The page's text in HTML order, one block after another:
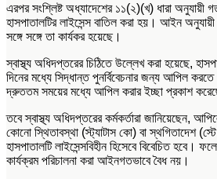
এরপর সংশ্লিষ্ট অধ্যাদেশের ১১(২)(খ) ধারা অনুযায়ী
হাসপাতালটির লাইসেন্স বাতিল করা হয়। আইন
সঙ্গে সঙ্গে তা কার্যকর হয়েছে।
স্বাস্থ্য অধিদপ্তরের চিঠিতে উল্লেখ করা হয়েছে,
দিনের মধ্যে সিদ্ধান্ত পুনর্বিবেচনার জন্য আপিল
দ্রুততম সময়ের মধ্যে আপিল করার ইচ্ছা প্রকাশ
তবে স্বাস্থ্য অধিদপ্তরের কর্মকর্তারা জানিয়েছেন,
কোনো স্থিতাবস্থা (স্ট্যাটাস কো) বা স্থগিতাদেশ (স্টে
হাসপাতালটি লাইসেন্সবিহীন হিসেবে বিবেচিত হবে।
কার্যক্রম পরিচালনা করা আইনগতভাবে বৈধ নয়।